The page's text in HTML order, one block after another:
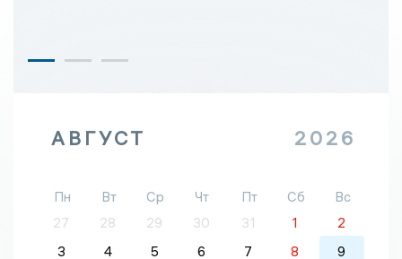
АВГУСТ 2026
Пн Вт Ср Чт Пт Сб
Вс
27
28 29 30 31 1
2
3
4 5 6 7 8 9